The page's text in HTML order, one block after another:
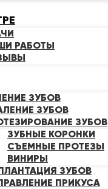
РАБОТЫ
ЗУБОВ
ЗУБОВ
ЗУБОВ
ЗУБНЫЕ КОРОНКИ
СЪЕМНЫЕ ПРОТЕЗЫ
ВИНИРЫ
ЗУБОВ
ПРИКУСА